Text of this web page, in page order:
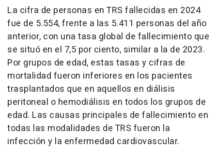
La cifra de personas en TRS fallecidas en 2024
fue de 5.554, frente a las 5.411 personas del año
anterior, con una tasa global de fallecimiento que
se situó en el 7,5 por ciento, similar a la de 2023.
Por grupos de edad, estas tasas y cifras de
mortalidad fueron inferiores en los pacientes
trasplantados que en aquellos en diálisis
peritoneal o hemodiálisis en todos los grupos de
edad. Las causas principales de fallecimiento en
todas las modalidades de TRS fueron la
infección y la enfermedad cardiovascular.